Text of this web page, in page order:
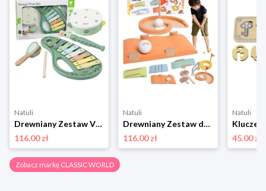
Natuli
Drewniany Zestaw Vintage Instrumentów Muzycznych 18ms+, Classic World Classic world
116.00 zł
Natuli
Drewniany Zestaw do Gry w Golfa Różne Przeszkody, Classic World Classic world
116.00 zł
Natuli
45.00 zł
Zobacz markę CLASSIC WORLD